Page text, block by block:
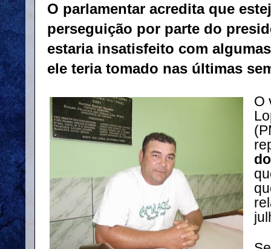
O parlamentar acredita que
perseguição por parte do
estaria insatisfeito com
ele teria tomado nas últimas
O